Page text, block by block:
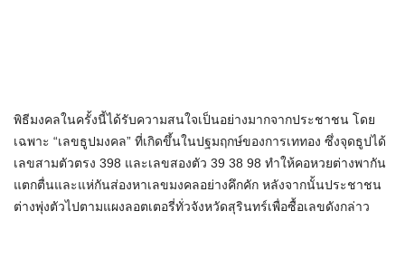
พิธีมงคลในครั้งนี้ได้รับความสนใจเป็นอย่างมากจากประชาชน โดย
เฉพาะ “เลขธูปมงคล” ที่เกิดขึ้นในปฐมฤกษ์ของการเททอง ซึ่งจุดธูปได้
เลขสามตัวตรง 398 และเลขสองตัว 39 38 98 ทำให้คอหวยต่างพากัน
แตกตื่นและแห่กันส่องหาเลขมงคลอย่างคึกคัก หลังจากนั้นประชาชน
ต่างพุ่งตัวไปตามแผงลอตเตอรี่ทั่วจังหวัดสุรินทร์เพื่อซื้อเลขดังกล่าว